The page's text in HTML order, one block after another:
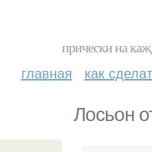
прически на
главная как
Лосьон